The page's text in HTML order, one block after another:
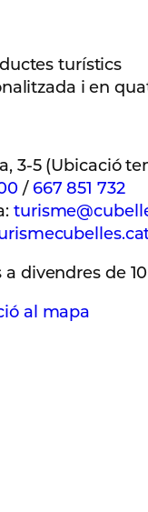
turístics
i en
3-5 (Ubicació
/667 851 732
divendres de
al mapa